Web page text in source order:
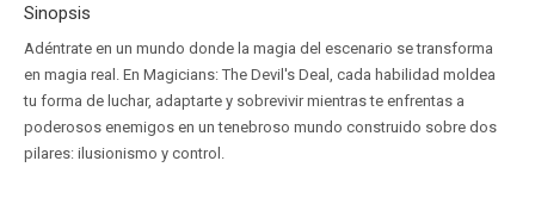
Sinopsis
Adéntrate en un mundo donde la magia del escenario se transforma
en magia real. En Magicians: The Devil's Deal, cada habilidad moldea
tu forma de luchar, adaptarte y sobrevivir mientras te enfrentas a
poderosos enemigos en un tenebroso mundo construido sobre dos
pilares: ilusionismo y control.